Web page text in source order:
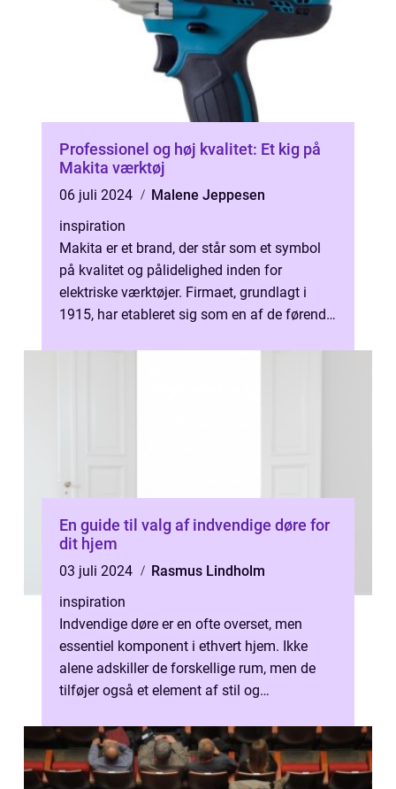
Professionel og høj kvalitet: Et kig på
Makita værktøj
06 juli 2024
Malene Jeppesen
inspiration
Makita er et brand, der står som et symbol
på kvalitet og pålidelighed inden for
elektriske værktøjer. Firmaet, grundlagt i
1915, har etableret sig som en af de førende
En guide til valg af indvendige døre for
dit hjem
03 juli 2024
Rasmus Lindholm
inspiration
Indvendige døre er en ofte overset, men
essentiel komponent i ethvert hjem. Ikke
alene adskiller de forskellige rum, men de
tilføjer også et element af stil og